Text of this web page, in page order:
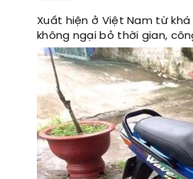
Xuất hiện ở Việt Nam từ khá
không ngại bỏ thời gian,